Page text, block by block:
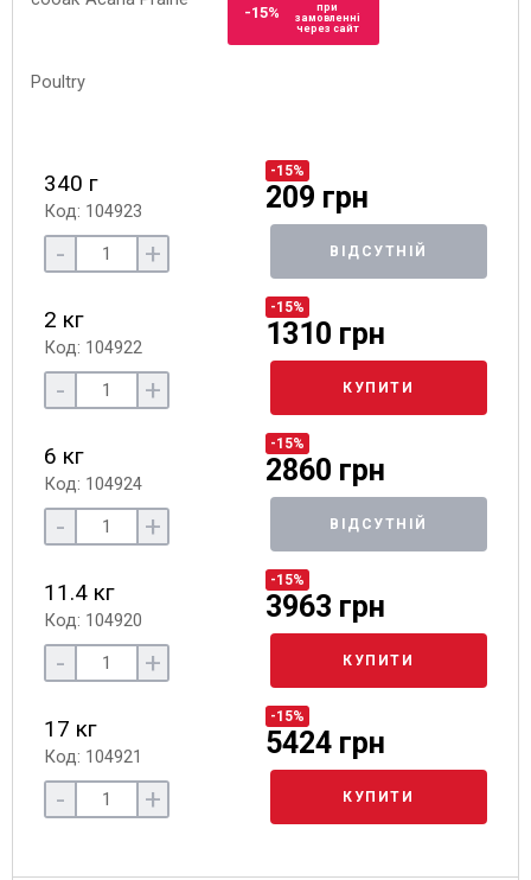
-15%
при
замовленні
через сайт
340 г
Код: 104923
-15%
209 грн
- + ВІДСУТНІЙ
2 кг
Код: 104922
-15%
1310 грн
- + КУПИТИ
6 кг
Код: 104924
-15%
2860 грн
- + ВІДСУТНІЙ
11.4 кг
Код: 104920
-15%
3963 грн
- + КУПИТИ
17 кг
Код: 104921
-15%
5424 грн
- + КУПИТИ